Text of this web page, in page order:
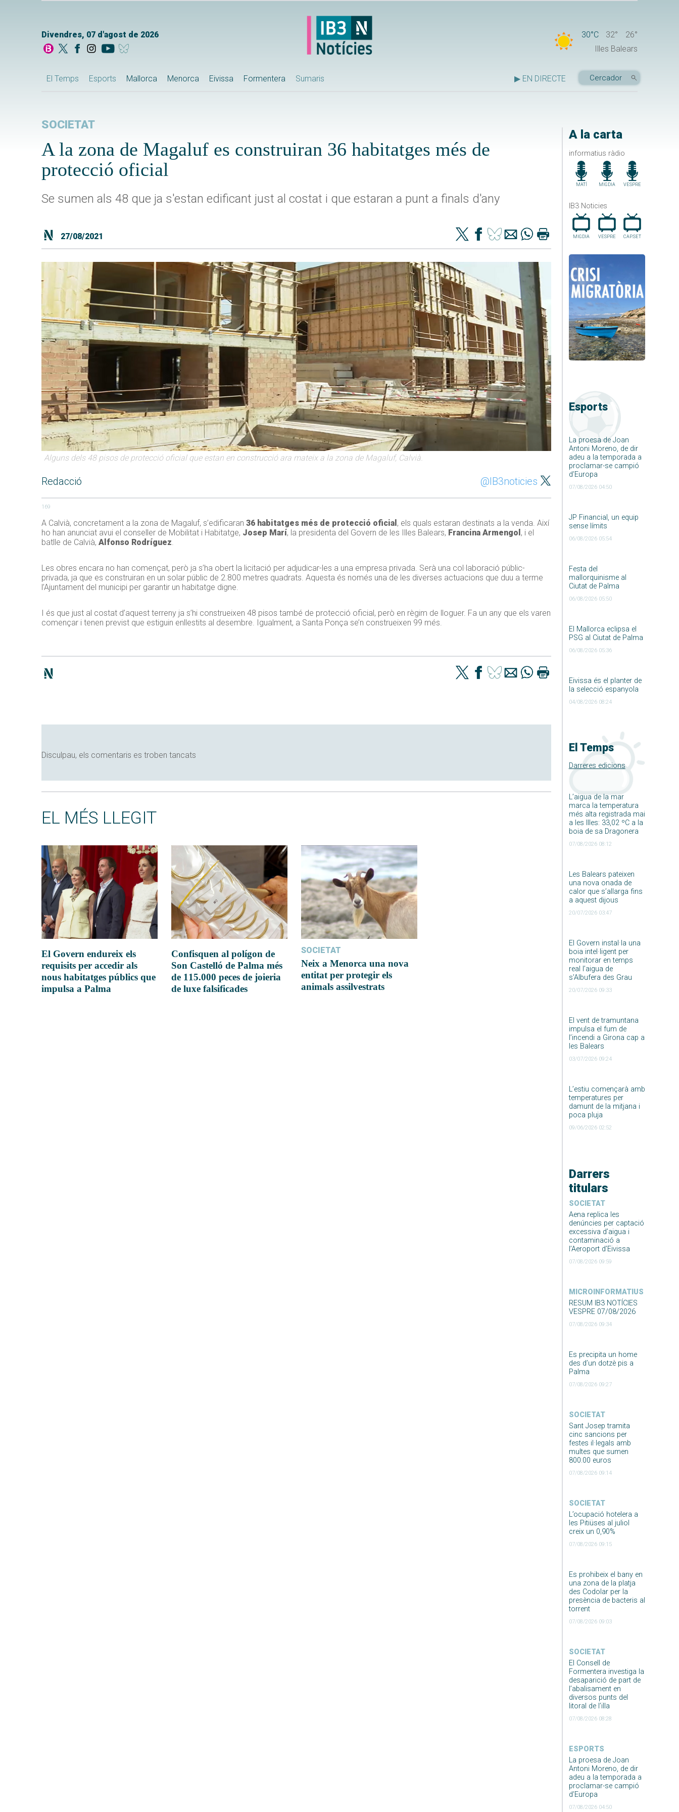
Divendres, 07 d'agost de 2026 30°C 32°
26°
Illes Balears
El Temps Esports Mallorca Menorca Eivissa Formentera Sumaris ▶ EN DIRECTE
A la carta
informatius ràdio
MATÍ MIGDIA VESPRE
IB3 Noticies
MIGDIA VESPRE CAP.SET
Esports
La proesa de Joan
Antoni Moreno, de dir
adeu a la temporada a
proclamar-se campió
d’Europa
07/08/2026 04:50
JP Financial, un equip
sense límits
06/08/2026 05:54
Festa del
mallorquinisme al
Ciutat de Palma
06/08/2026 05:50
El Mallorca eclipsa el
PSG al Ciutat de Palma
06/08/2026 05:36
Eivissa és el planter de
la selecció espanyola
04/08/2026 08:24
El Temps
Darreres edicions
L’aigua de la mar
marca la temperatura
més alta registrada mai
a les Illes: 33,02 ºC a la
boia de sa Dragonera
07/08/2026 08:12
Les Balears pateixen
una nova onada de
calor que s’allarga fins
a aquest dijous
20/07/2026 03:47
El Govern instal·la una
boia intel·ligent per
monitorar en temps
real l’aigua de
s’Albufera des Grau
20/07/2026 09:33
El vent de tramuntana
impulsa el fum de
l’incendi a Girona cap a
les Balears
03/07/2026 09:24
L’estiu començarà amb
temperatures per
damunt de la mitjana i
poca pluja
09/06/2026 02:52
Darrers
titulars
SOCIETAT
Aena replica les
denúncies per captació
excessiva d’aigua i
contaminació a
l’Aeroport d’Eivissa
07/08/2026 09:59
MICROINFORMATIUS
RESUM IB3 NOTÍCIES
VESPRE 07/08/2026
07/08/2026 09:34
Es precipita un home
des d’un dotzè pis a
Palma
07/08/2026 09:27
SOCIETAT
Sant Josep tramita
cinc sancions per
festes il·legals amb
multes que sumen
800.00 euros
07/08/2026 09:14
SOCIETAT
L’ocupació hotelera a
les Pitiüses al juliol
creix un 0,90%
07/08/2026 09:15
Es prohibeix el bany en
una zona de la platja
des Codolar per la
presència de bacteris al
torrent
07/08/2026 09:03
SOCIETAT
El Consell de
Formentera investiga la
desaparició de part de
l’abalisament en
diversos punts del
litoral de l’illa
07/08/2026 08:28
ESPORTS
La proesa de Joan
Antoni Moreno, de dir
adeu a la temporada a
proclamar-se campió
d’Europa
07/08/2026 04:50
SOCIETAT
A la zona de Magaluf es construiran 36 habitatges més de
protecció oficial
Se sumen als 48 que ja s'estan edificant just al costat i que estaran a punt a finals d'any
27/08/2021
Alguns dels 48 pisos de protecció oficial que estan en construcció ara mateix a la zona de Magaluf, Calvià.
Redacció @IB3noticies
169
A Calvià, concretament a la zona de Magaluf, s’edificaran 36 habitatges més de protecció oficial , els quals estaran destinats a la venda. Així
ho han anunciat avui el conseller de Mobilitat i Habitatge, Josep Marí, la presidenta del Govern de les Illes Balears, Francina Armengol , i el
batlle de Calvià, Alfonso Rodríguez.
Les obres encara no han començat, però ja s’ha obert la licitació per adjudicar-les a una empresa privada. Serà una col·laboració públic-
privada, ja que es construiran en un solar públic de 2.800 metres quadrats. Aquesta és només una de les diverses actuacions que duu a terme
l’Ajuntament del municipi per garantir un habitatge digne.
I és que just al costat d’aquest terreny ja s’hi construeixen 48 pisos també de protecció oficial, però en règim de lloguer. Fa un any que els varen
començar i tenen previst que estiguin enllestits al desembre. Igualment, a Santa Ponça se’n construeixen 99 més.
Disculpau, els comentaris es troben tancats
EL MÉS LLEGIT
El Govern endureix els
requisits per accedir als
nous habitatges públics que
impulsa a Palma
Confisquen al polígon de
Son Castelló de Palma més
de 115.000 peces de joieria
de luxe falsificades
SOCIETAT
Neix a Menorca una nova
entitat per protegir els
animals assilvestrats